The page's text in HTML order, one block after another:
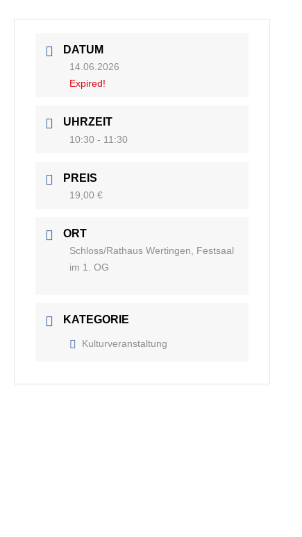
DATUM
14.06.2026
Expired!
UHRZEIT
10:30 - 11:30
PREIS
19,00 €
ORT
Schloss/Rathaus Wertingen, Festsaal
im 1. OG
KATEGORIE
Kulturveranstaltung